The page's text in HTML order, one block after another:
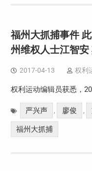
福州大抓捕事件
州维权人士江智
2017-04-13 权利
权利运动编辑员获悉，
严兴声 , 廖俊 ,
福州大抓捕